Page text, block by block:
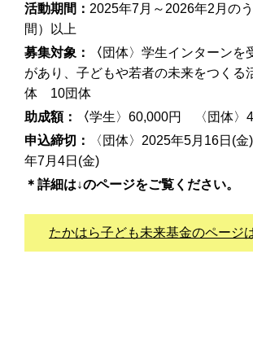
活動期間： 2025年7月～2026年2月の
間）以上
募集対象：〈 団体〉学生インターンを
があり、子どもや若者の未来をつくる
体 10団体
助成額：〈学生〉60,000円 〈団体〉
申込締切：
〈団体〉2025年5月16日(
年7月4日(金)
＊詳細は↓のページをご覧ください。
たかはら子ども未来基金のページ